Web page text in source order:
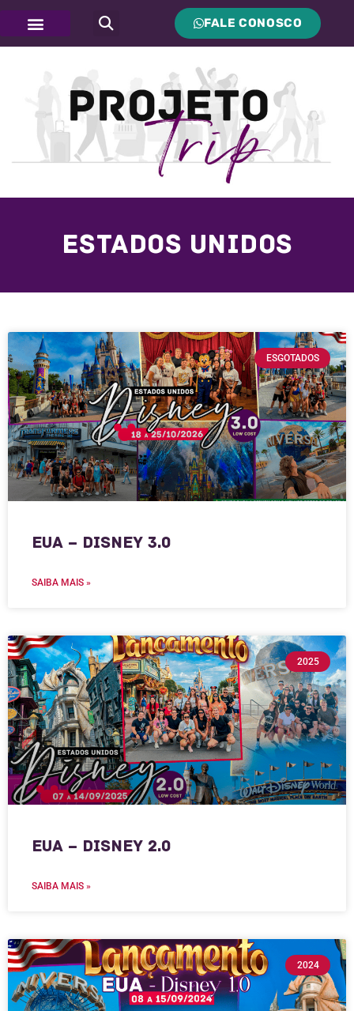
FALE CONOSCO
Estados Unidos
ESGOTADOS
EUA – Disney 3.0
SAIBA MAIS »
2025
EUA – Disney 2.0
SAIBA MAIS »
2024